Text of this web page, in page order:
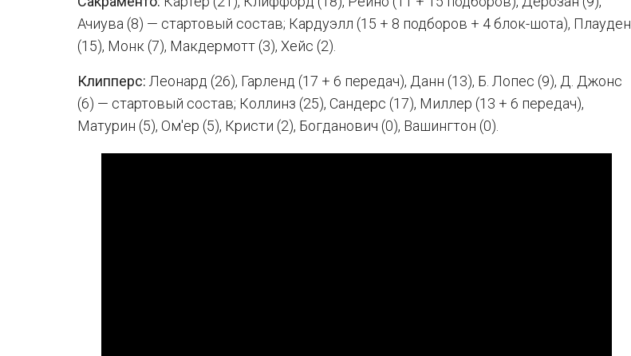
Ачиува (8) — стартовый состав; Кардуэлл (15 + 8 подборов + 4 блок-шота), Плауден
(15), Монк (7), Макдермотт (3), Хейс (2).
Клипперс: Леонард (26), Гарленд (17 + 6 передач), Данн (13), Б. Лопес (9), Д. Джонс
(6) — стартовый состав; Коллинз (25), Сандерс (17), Миллер (13 + 6 передач),
Матурин (5), Ом'ер (5), Кристи (2), Богданович (0), Вашингтон (0).